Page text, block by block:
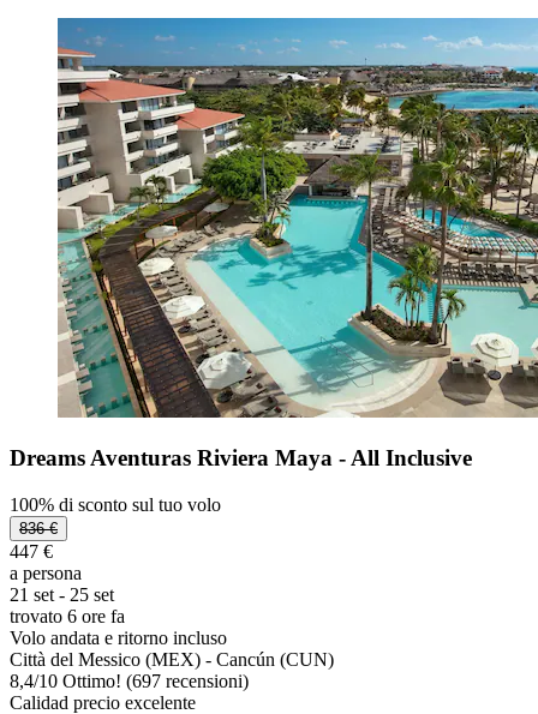
Dreams Aventuras Riviera Maya - All Inclusive
100% di sconto sul tuo volo
836 €
447 €
a persona
21 set - 25 set
trovato 6 ore fa
Volo andata e ritorno incluso
Città del Messico (MEX) - Cancún (CUN)
8,4/10 Ottimo! (697 recensioni)
Calidad precio excelente